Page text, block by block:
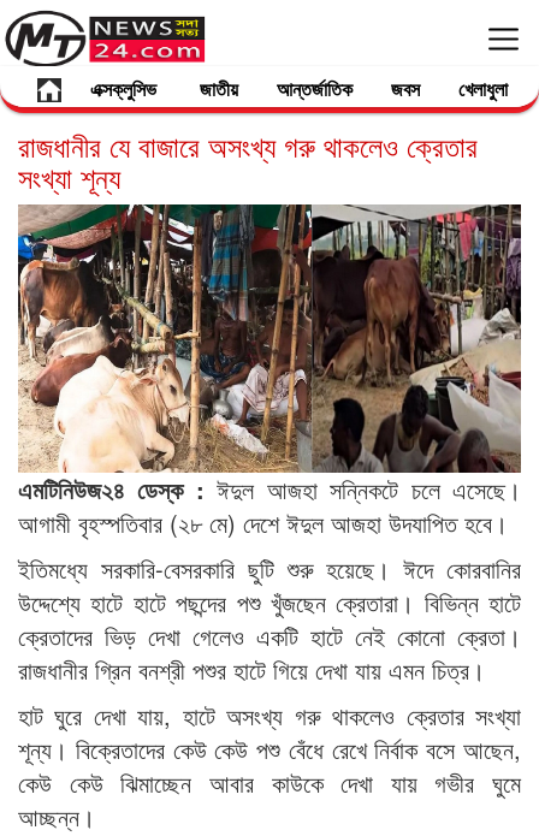
এক্সক্লুসিভ জাতীয় আন্তর্জাতিক জবস খেলাধুলা
রাজধানীর যে বাজারে অসংখ্য গরু থাকলেও ক্রেতার
সংখ্যা শূন্য
এমটিনিউজ২৪ ডেস্ক : ঈদুল আজহা সন্নিকটে চলে এসেছে।
আগামী বৃহস্পতিবার (২৮ মে) দেশে ঈদুল আজহা উদযাপিত হবে।
ইতিমধ্যে সরকারি-বেসরকারি ছুটি শুরু হয়েছে। ঈদে কোরবানির
উদ্দেশ্যে হাটে হাটে পছন্দের পশু খুঁজছেন ক্রেতারা। বিভিন্ন হাটে
ক্রেতাদের ভিড় দেখা গেলেও একটি হাটে নেই কোনো ক্রেতা।
রাজধানীর গ্রিন বনশ্রী পশুর হাটে গিয়ে দেখা যায় এমন চিত্র।
হাট ঘুরে দেখা যায়, হাটে অসংখ্য গরু থাকলেও ক্রেতার সংখ্যা
শূন্য। বিক্রেতাদের কেউ কেউ পশু বেঁধে রেখে নির্বাক বসে আছেন,
কেউ কেউ ঝিমাচ্ছেন আবার কাউকে দেখা যায় গভীর ঘুমে
আচ্ছন্ন।